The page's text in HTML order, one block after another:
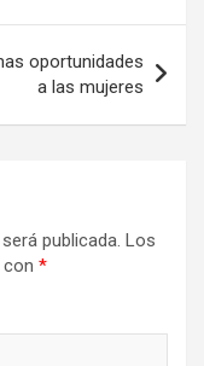
oportunidades
a las mujeres
publicada. Los
*